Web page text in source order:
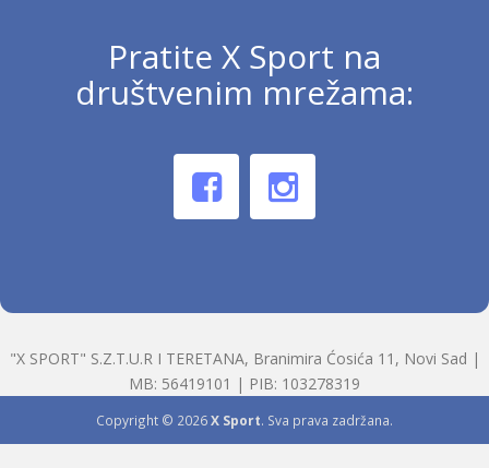
Pratite X Sport na
društvenim mrežama:
"X SPORT" S.Z.T.U.R I TERETANA, Branimira Ćosića 11, Novi Sad |
MB: 56419101 | PIB: 103278319
Copyright © 2026X Sport. Sva prava zadržana.